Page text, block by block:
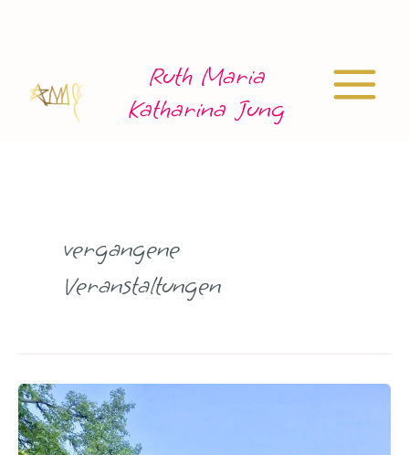
Ruth Maria
Katharina Jung
Main
vergangene
Veranstaltungen